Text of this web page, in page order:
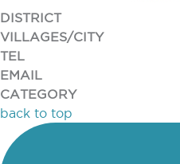
DISTRICT
VILLAGES/CITY
TEL
EMAIL
CATEGORY
back to top